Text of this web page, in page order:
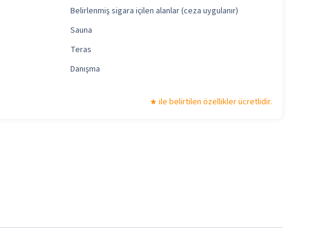
Belirlenmiş sigara içilen alanlar (ceza uygulanır)
Sauna
Teras
Danışma
ile belirtilen özellikler ücretlidir.